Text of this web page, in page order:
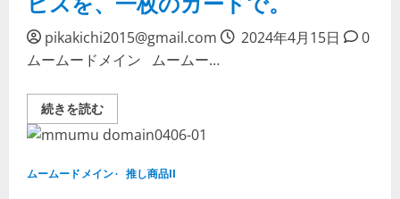
い
て
詳
読
む
ぽ！
で
の
い
—
今
す
用
開
pikakichi2015@gmail.com 2024年4月15日
0
ムームードメイン ムームー…
続きを読むム
ー
ム
ー
メ
イ
ムームードメイン 推し商品II